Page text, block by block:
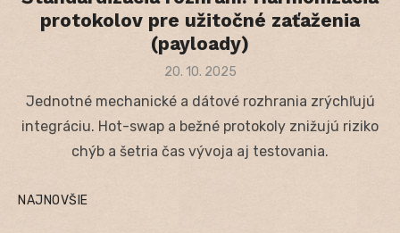
protokolov pre užitočné zaťaženia
(payloady)
Posted
20. 10. 2025
Jednotné mechanické a dátové rozhrania zrýchľujú
integráciu. Hot-swap a bežné protokoly znižujú riziko
chýb a šetria čas vývoja aj testovania.
NAJNOVŠIE